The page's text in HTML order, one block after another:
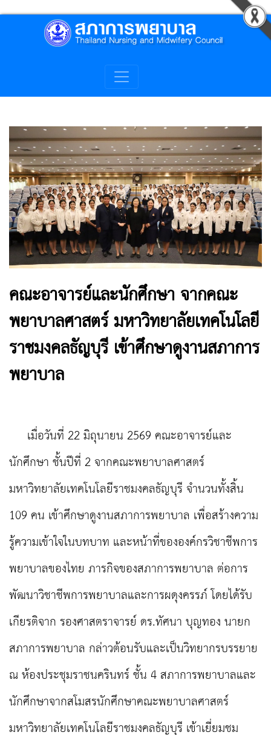
คณะอาจารย์และนักศึกษา จากคณะ
พยาบาลศาสตร์ มหาวิทยาลัยเทคโนโลยี
ราชมงคลธัญบุรี เข้าศึกษาดูงานสภาการ
พยาบาล
เมื่อวันที่ 22 มิถุนายน 2569 คณะอาจารย์และ
นักศึกษา ชั้นปีที่ 2 จากคณะพยาบาลศาสตร์
มหาวิทยาลัยเทคโนโลยีราชมงคลธัญบุรี จำนวนทั้งสิ้น
109 คน เข้าศึกษาดูงานสภาการพยาบาล เพื่อสร้างความ
รู้ความเข้าใจในบทบาท และหน้าที่ขององค์กรวิชาชีพการ
พยาบาลของไทย ภารกิจของสภาการพยาบาล ต่อการ
พัฒนาวิชาชีพการพยาบาลและการผดุงครรภ์ โดยได้รับ
เกียรติจาก รองศาสตราจารย์ ดร.ทัศนา บุญทอง นายก
สภาการพยาบาล กล่าวต้อนรับและเป็นวิทยากรบรรยาย
ณ ห้องประชุมราชนครินทร์ ชั้น 4 สภาการพยาบาลและ
นักศึกษาจากสโมสรนักศึกษาคณะพยาบาลศาสตร์
มหาวิทยาลัยเทคโนโลยีราชมงคลธัญบุรี เข้าเยี่ยมชม